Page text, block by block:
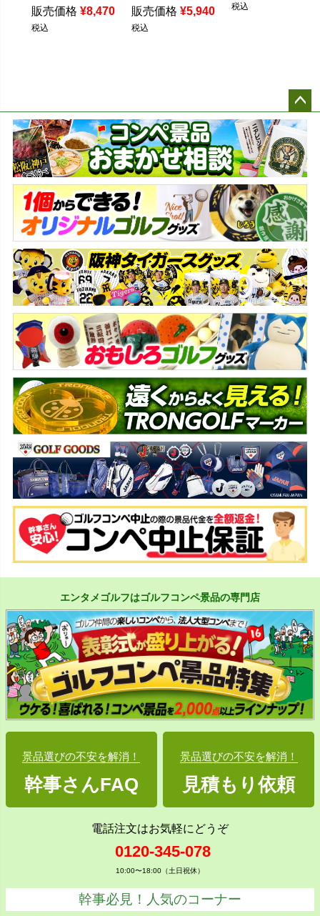
販売価格 ¥8,470
税込
販売価格 ¥5,940
税込
税込
ペー
ジト
ップ
へ
エンタメゴルフはゴルフコンペ景品の専門店
景品選びの不安を解消！
幹事さんFAQ
景品選びの不安を解消！
見積もり依頼
電話注文はお気軽にどうぞ
0120-345-078
10:00〜18:00（土日祝休）
幹事必見！人気のコーナー